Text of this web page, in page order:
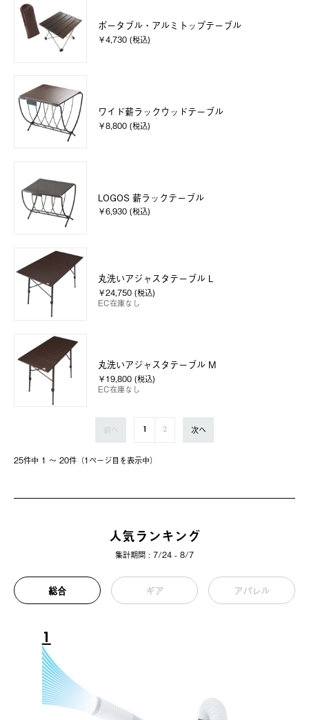
ポータブル・アルミトップテーブル
￥4,730 (税込)
ワイド薪ラックウッドテーブル
￥8,800 (税込)
LOGOS 薪ラックテーブル
￥6,930 (税込)
丸洗いアジャスタテーブル L
￥24,750 (税込)
EC在庫なし
丸洗いアジャスタテーブル M
￥19,800 (税込)
EC在庫なし
25件中 1 〜 20件（1ページ⽬を表⽰中）
前へ 1 2 次へ
人気ランキング
集計期間 : 7/24 - 8/7
総合 ギア アパレル
1